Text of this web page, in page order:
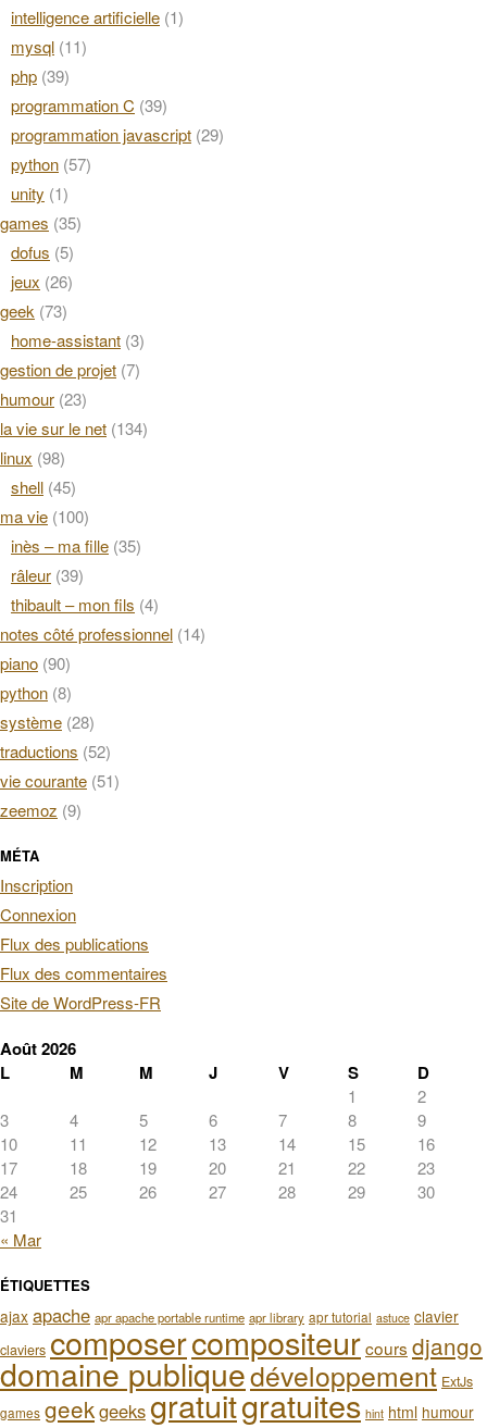
intelligence artificielle (1)
mysql (11)
php (39)
programmation C (39)
programmation javascript (29)
python (57)
unity (1)
games (35)
dofus (5)
jeux (26)
geek (73)
home-assistant (3)
gestion de projet (7)
humour (23)
la vie sur le net (134)
linux (98)
shell (45)
ma vie (100)
inès – ma fille (35)
râleur (39)
thibault – mon fils (4)
notes côté professionnel (14)
piano (90)
python (8)
système (28)
traductions (52)
vie courante (51)
zeemoz (9)
MÉTA
Inscription
Connexion
Flux des publications
Flux des commentaires
Site de WordPress-FR
Août 2026
L
M M J V S D
1
2
3
4 5 6 7 8
9
10
11 12 13 14 15
16
17
18 19 20 21 22
23
24
25 26 27 28 29
30
31
« Mar
ÉTIQUETTES
ajax apache apr apache portable runtime apr library apr tutorial astuce clavier
claviers composercompositeurcours django
domaine publiquedéveloppement ExtJs
games geekgeeksgratuitgratuites hint html humour